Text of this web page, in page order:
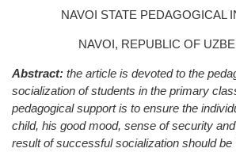
NAVOI STATE PEDAGOGICAL
NAVOI, REPUBLIC OF
Abstract: the article is devoted to the
socialization of students in the primary
pedagogical support is to ensure the
child, his good mood, sense of security
result of successful socialization should be